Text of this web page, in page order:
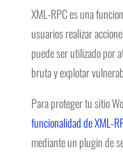
XML-RPC es una
usuarios realizar
puede ser utilizado por
bruta y explotar
Para proteger tu sitio
funcionalidad de XML-
mediante un plugin de